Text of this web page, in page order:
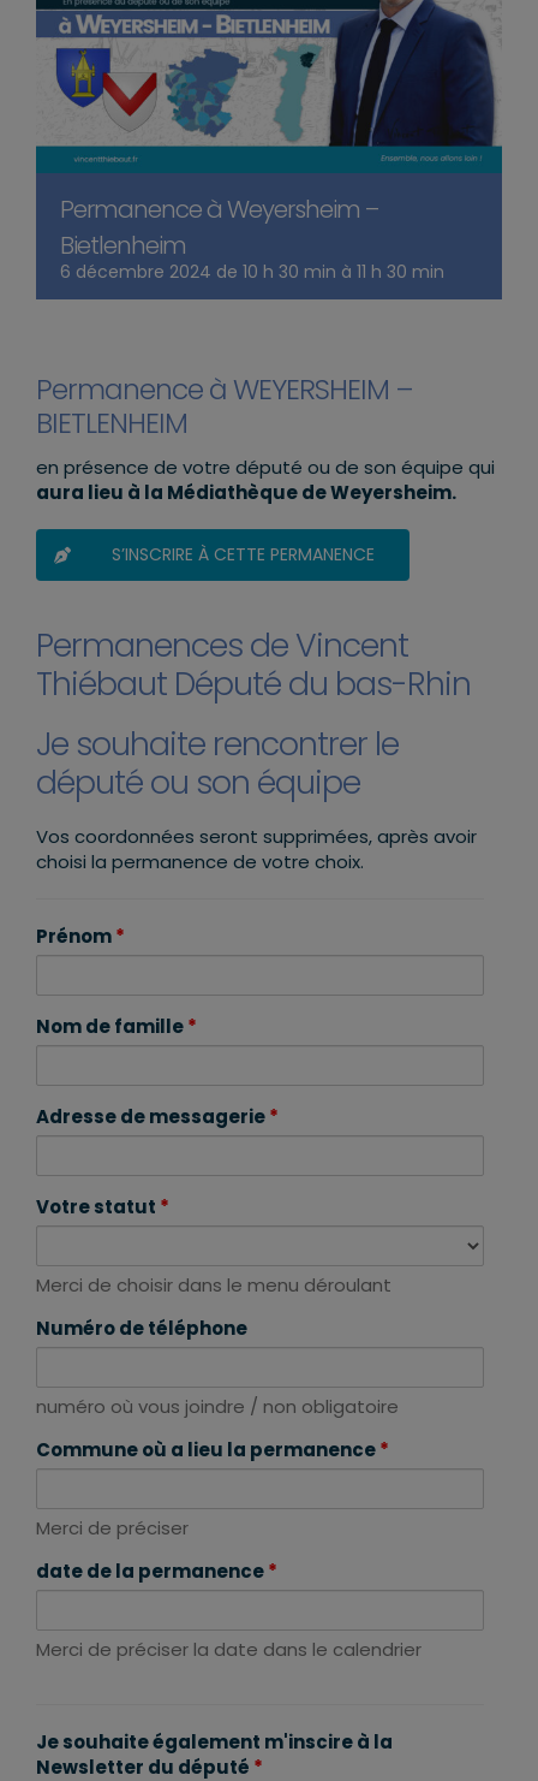
Permanence à Weyersheim –
Bietlenheim
6 décembre 2024 de 10 h 30 min à 11 h 30 min
Permanence à WEYERSHEIM –
BIETLENHEIM
en présence de votre député ou de son équipe qui
aura lieu à la Médiathèque de Weyersheim.
S’INSCRIRE À CETTE PERMANENCE
Permanences de Vincent
Thiébaut Député du bas-Rhin
Je souhaite rencontrer le
député ou son équipe
Vos coordonnées seront supprimées, après avoir
choisi la permanence de votre choix.
Prénom*
Nom de famille*
Adresse de messagerie*
Votre statut *
Merci de choisir dans le menu déroulant
Numéro de téléphone
numéro où vous joindre / non obligatoire
Commune où a lieu la permanence*
Merci de préciser
date de la permanence*
Merci de préciser la date dans le calendrier
Je souhaite également m'inscire à la
Newsletter du député *